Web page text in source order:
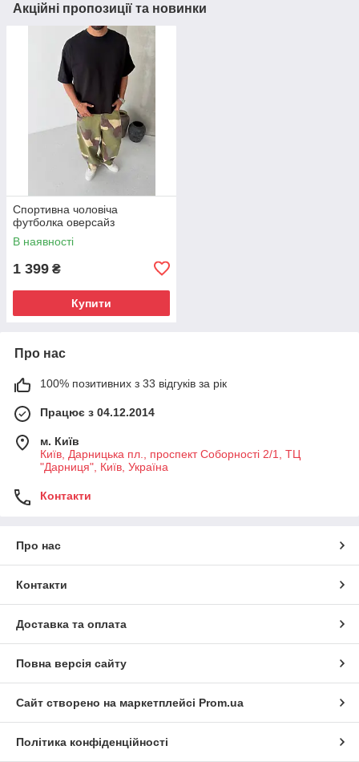
Акційні пропозиції та новинки
Спортивна чоловіча
футболка оверсайз
В наявності
1 399 ₴
Купити
Про нас
100% позитивних з 33 відгуків за рік
Працює з 04.12.2014
м. Київ
Київ, Дарницька пл., проспект Соборності 2/1, ТЦ
"Дарниця", Київ, Україна
Контакти
Про нас
Контакти
Доставка та оплата
Повна версія сайту
Сайт створено на маркетплейсі Prom.ua
Політика конфіденційності